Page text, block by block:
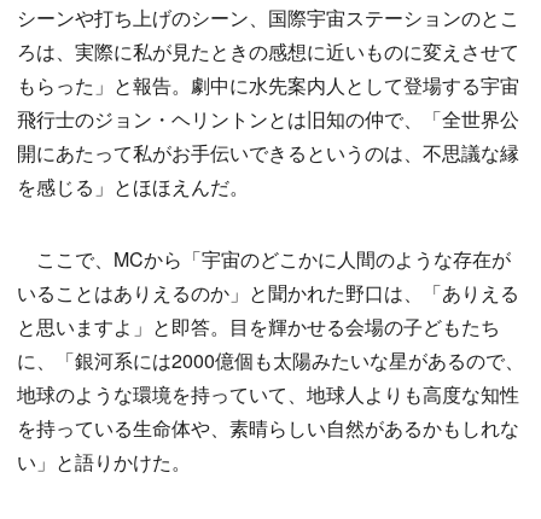
シーンや打ち上げのシーン、国際宇宙ステーションのとこ
ろは、実際に私が見たときの感想に近いものに変えさせて
もらった」と報告。劇中に水先案内人として登場する宇宙
飛行士のジョン・ヘリントンとは旧知の仲で、「全世界公
開にあたって私がお手伝いできるというのは、不思議な縁
を感じる」とほほえんだ。
ここで、MCから「宇宙のどこかに人間のような存在が
いることはありえるのか」と聞かれた野口は、「ありえる
と思いますよ」と即答。目を輝かせる会場の子どもたち
に、「銀河系には2000億個も太陽みたいな星があるので、
地球のような環境を持っていて、地球人よりも高度な知性
を持っている生命体や、素晴らしい自然があるかもしれな
い」と語りかけた。